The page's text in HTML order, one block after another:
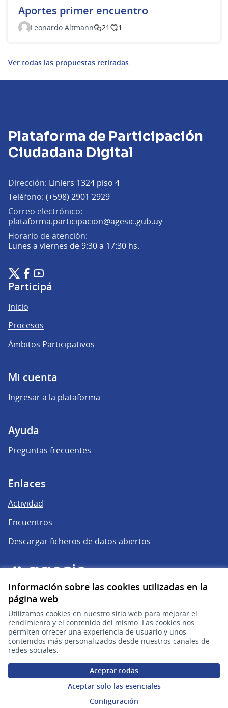
Información sobre las cookies utilizadas en la
página web
Utilizamos cookies en nuestro sitio web para mejorar el
rendimiento y el contenido del mismo. Las cookies nos
permiten ofrecer una experiencia de usuario y unos
contenidos más personalizados desde nuestros canales de
redes sociales.
Aceptar todas
Aceptar solo las esenciales
Configuración
Aportes primer encuentro
Leonardo Altmann 21 1
Ver todas las propuestas retiradas
Plataforma de Participación
Ciudadana Digital
Dirección: Liniers 1324 piso 4
Teléfono: (+598) 2901 2929
Correo electrónico:
plataforma.participacion@agesic.gub.uy(Abrir en una
Horario de atención:
Lunes a viernes de 9:30 a 17:30 hs.
Plataforma de Participación Ciudadana Digital en X
(Enlace externo)
Plataforma de Participación Ciudadana Digital en Facebook
(Enlace externo)
Plataforma de Participación Ciudadana Digital en
(Enlace externo)
Participá
Inicio
Procesos
Ámbitos Participativos
Mi cuenta
Ingresar a la plataforma
Ayuda
Preguntas frecuentes
Enlaces
Actividad
Encuentros
Descargar ficheros de datos abiertos
gub.uy
(Enlace externo)
Sitio oficial de la República Oriental del Uruguay
Configuración de cookies
Web creada consoftware libre